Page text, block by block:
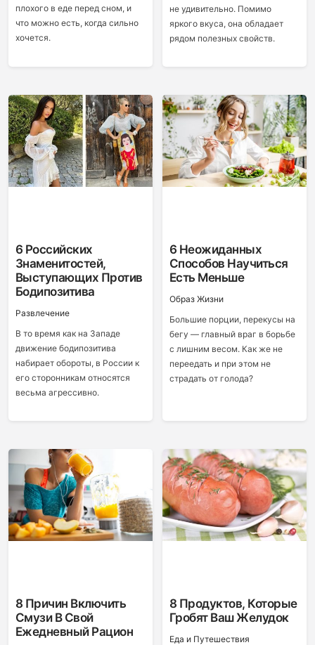
плохого в еде перед сном, и
что можно есть, когда сильно
хочется.
не удивительно. Помимо
яркого вкуса, она обладает
рядом полезных свойств.
6 Российских
Знаменитостей,
Выступающих Против
Бодипозитива
Развлечение
В то время как на Западе
движение бодипозитива
набирает обороты, в России к
его сторонникам относятся
весьма агрессивно.
6 Неожиданных
Способов Научиться
Есть Меньше
Образ Жизни
Большие порции, перекусы на
бегу — главный враг в борьбе
с лишним весом. Как же не
переедать и при этом не
страдать от голода?
8 Причин Включить
Смузи В Свой
Ежедневный Рацион
8 Продуктов, Которые
Гробят Ваш Желудок
Еда и Путешествия